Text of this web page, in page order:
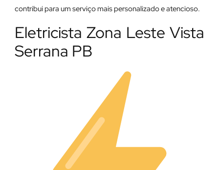
contribui para um serviço mais personalizado e atencioso.
Eletricista Zona Leste Vista
Serrana PB